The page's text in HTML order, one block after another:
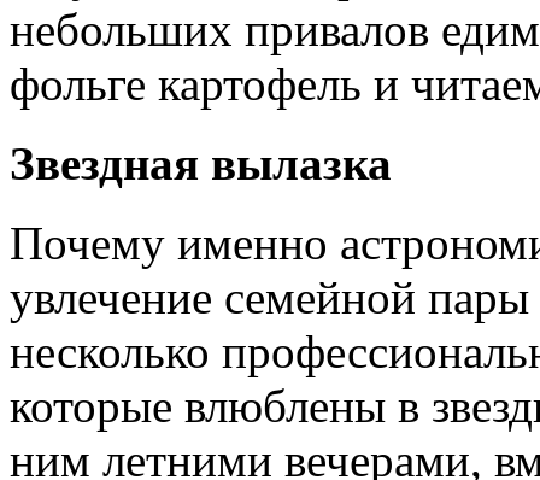
небольших привалов
фольге картофель и
Звездная вылазка
Почему именно
увлечение семейной
несколько
которые влюблены в
ним летними вечерами,